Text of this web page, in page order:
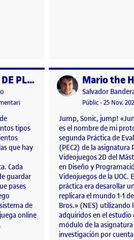
PEC2 UN JUEGO DE PLATAFORMAS
2022 1:34 pm
el PEC2 UN JUEGO DE PLATAFORMAS
tipos
que hay
Cada
guardar
pases
de
online
Publicat perMario the
Publicat per
Salvador
Visibilitat:
Públic-Data de
25 Nov.
Jump, Sonic, jump!
es el nombre de mi
segunda Práctica de
(PEC2) de la asignatura
Videojuegos 2D del
en Diseño y
Videojuegos de la UOC.
práctica era desarollar
replicara el mundo 1-1
Bros.» (NES) utilizando
adquiridos en el estudio
módulo de la
investigación por